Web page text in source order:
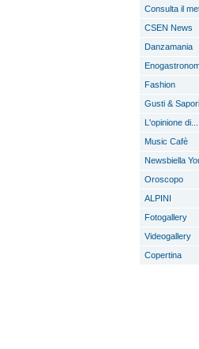
Consulta il
CSEN News
Danzamania
Fashion
Gusti & Sapori
L'opinione di...
Music Cafè
Newsbiella
Oroscopo
ALPINI
Fotogallery
Videogallery
Copertina